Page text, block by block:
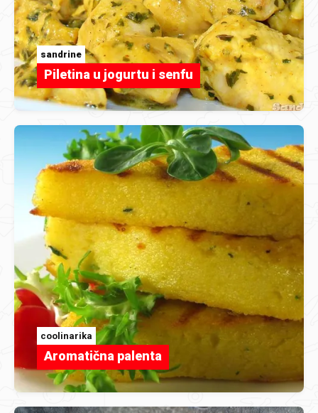
sandrine
Piletina u jogurtu i senfu
coolinarika
Aromatična palenta